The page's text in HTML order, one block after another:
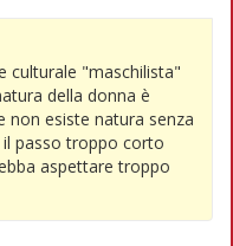
culturale "maschilista"
della donna è
non esiste natura senza
passo troppo corto
aspettare troppo